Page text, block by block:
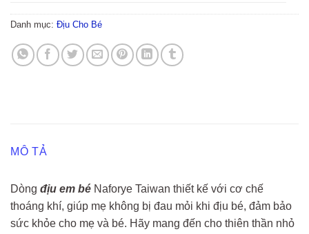
Danh mục: Địu Cho Bé
MÔ TẢ
Dòng địu em bé Naforye Taiwan thiết kế với cơ chế
thoáng khí, giúp mẹ không bị đau mỏi khi địu bé, đảm bảo
sức khỏe cho mẹ và bé. Hãy mang đến cho thiên thần nhỏ